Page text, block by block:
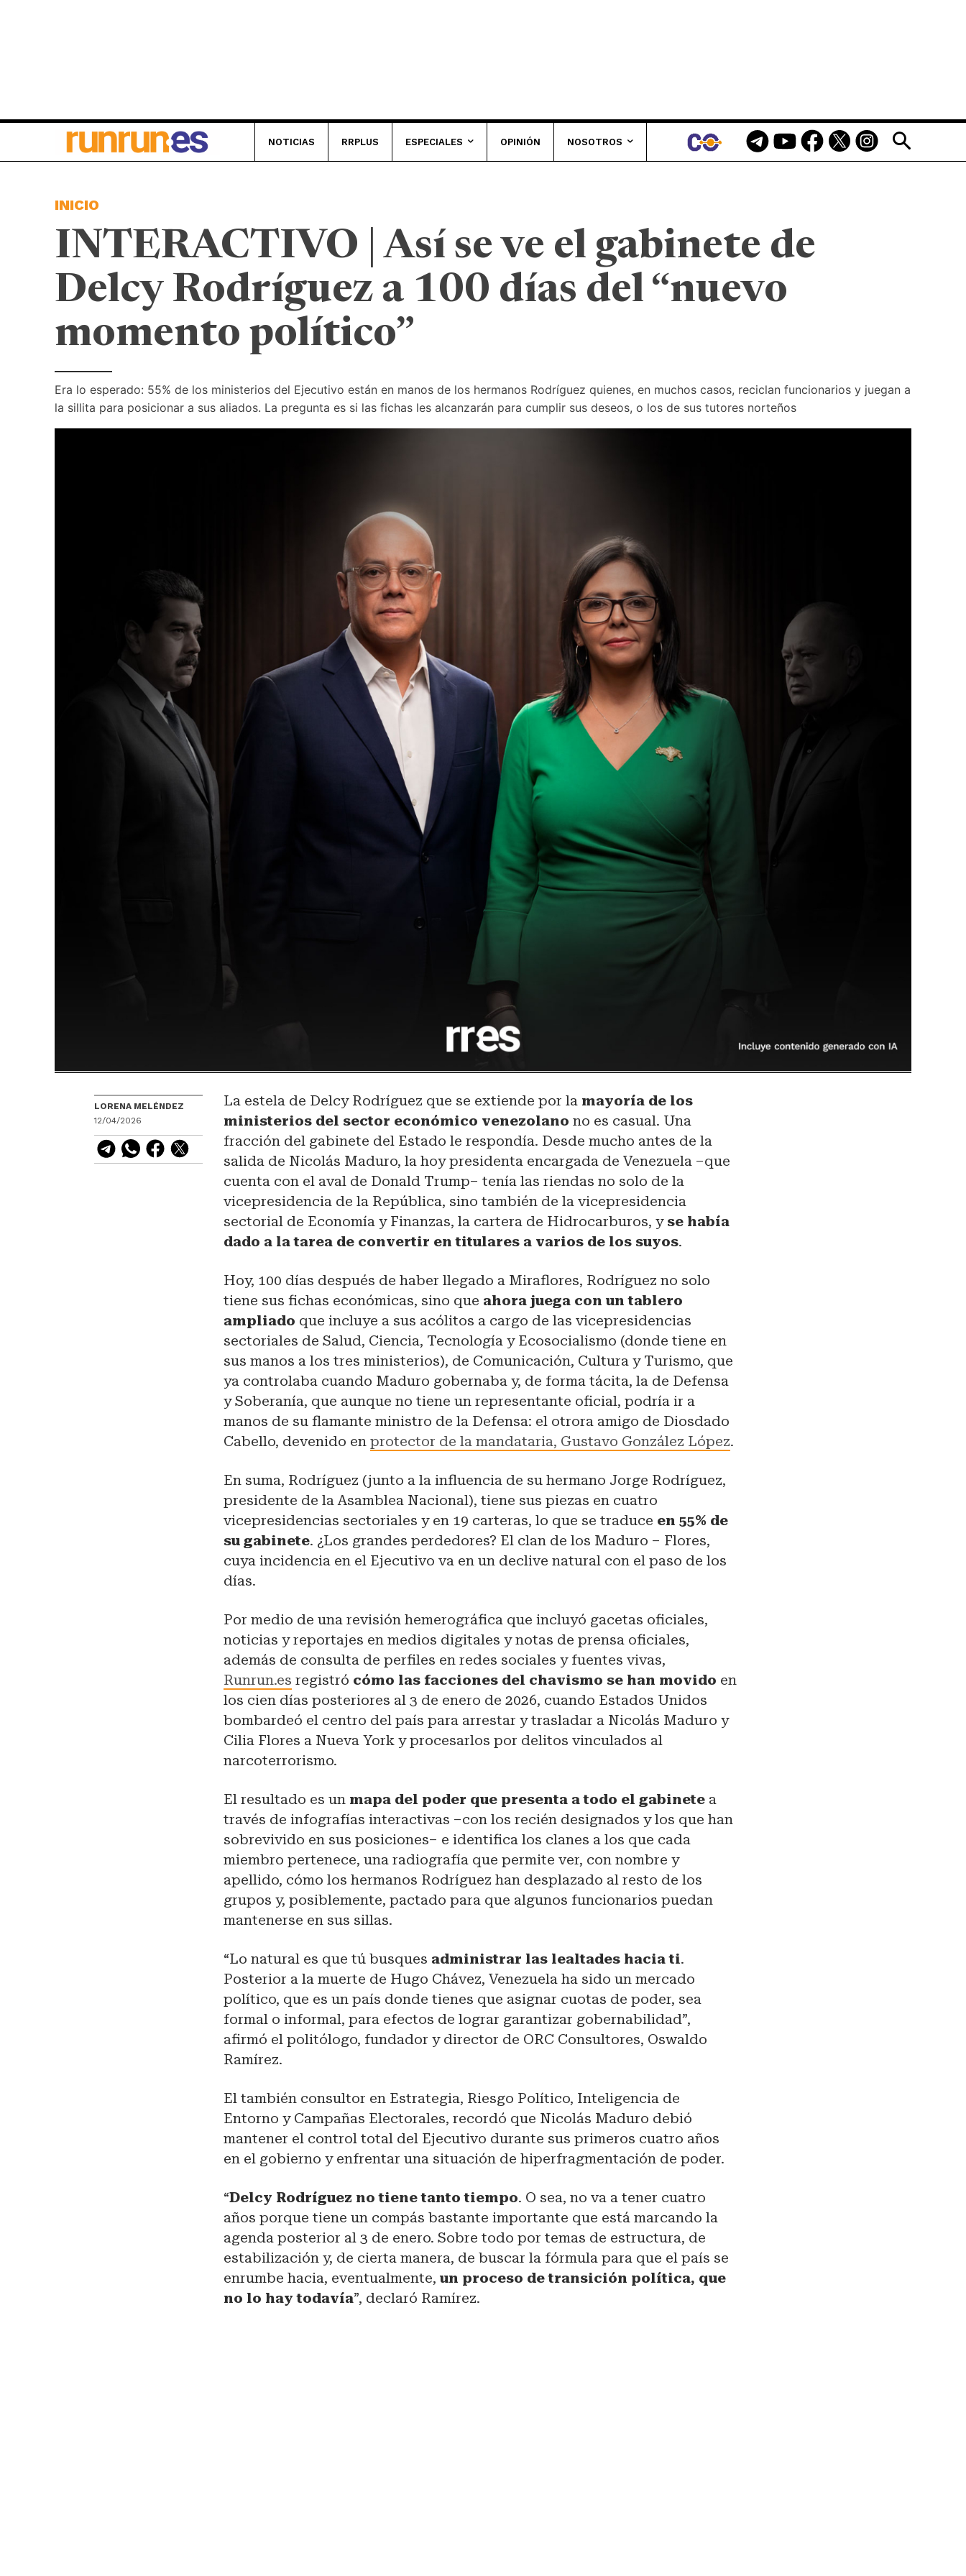
NOTICIAS RRPLUS ESPECIALES OPINIÓN NOSOTROS
INICIO
INTERACTIVO | Así se ve el gabinete de
Delcy Rodríguez a 100 días del “nuevo
momento político”
Era lo esperado: 55% de los ministerios del Ejecutivo están en manos de los hermanos Rodríguez quienes, en muchos casos, reciclan funcionarios y juegan a
la sillita para posicionar a sus aliados. La pregunta es si las fichas les alcanzarán para cumplir sus deseos, o los de sus tutores norteños
LORENA MELÉNDEZ
12/04/2026
La estela de Delcy Rodríguez que se extiende por la mayoría de los
ministerios del sector económico venezolano no es casual. Una
fracción del gabinete del Estado le respondía. Desde mucho antes de la
salida de Nicolás Maduro, la hoy presidenta encargada de Venezuela –que
cuenta con el aval de Donald Trump– tenía las riendas no solo de la
vicepresidencia de la República, sino también de la vicepresidencia
sectorial de Economía y Finanzas, la cartera de Hidrocarburos, y se había
dado a la tarea de convertir en titulares a varios de los suyos.
Hoy, 100 días después de haber llegado a Miraflores, Rodríguez no solo
tiene sus fichas económicas, sino que ahora juega con un tablero
ampliado que incluye a sus acólitos a cargo de las vicepresidencias
sectoriales de Salud, Ciencia, Tecnología y Ecosocialismo (donde tiene en
sus manos a los tres ministerios), de Comunicación, Cultura y Turismo, que
ya controlaba cuando Maduro gobernaba y, de forma tácita, la de Defensa
y Soberanía, que aunque no tiene un representante oficial, podría ir a
manos de su flamante ministro de la Defensa: el otrora amigo de Diosdado
Cabello, devenido enprotector de la mandataria, Gustavo González López.
En suma, Rodríguez (junto a la influencia de su hermano Jorge Rodríguez,
presidente de la Asamblea Nacional), tiene sus piezas en cuatro
vicepresidencias sectoriales y en 19 carteras, lo que se traduce en 55% de
su gabinete. ¿Los grandes perdedores? El clan de los Maduro – Flores,
cuya incidencia en el Ejecutivo va en un declive natural con el paso de los
días.
Por medio de una revisión hemerográfica que incluyó gacetas oficiales,
noticias y reportajes en medios digitales y notas de prensa oficiales,
además de consulta de perfiles en redes sociales y fuentes vivas,
Runrun.es registró cómo las facciones del chavismo se han movido en
los cien días posteriores al 3 de enero de 2026, cuando Estados Unidos
bombardeó el centro del país para arrestar y trasladar a Nicolás Maduro y
Cilia Flores a Nueva York y procesarlos por delitos vinculados al
narcoterrorismo.
El resultado es un mapa del poder que presenta a todo el gabinete a
través de infografías interactivas –con los recién designados y los que han
sobrevivido en sus posiciones– e identifica los clanes a los que cada
miembro pertenece, una radiografía que permite ver, con nombre y
apellido, cómo los hermanos Rodríguez han desplazado al resto de los
grupos y, posiblemente, pactado para que algunos funcionarios puedan
mantenerse en sus sillas.
“Lo natural es que tú busques administrar las lealtades hacia ti.
Posterior a la muerte de Hugo Chávez, Venezuela ha sido un mercado
político, que es un país donde tienes que asignar cuotas de poder, sea
formal o informal, para efectos de lograr garantizar gobernabilidad”,
afirmó el politólogo, fundador y director de ORC Consultores, Oswaldo
Ramírez.
El también consultor en Estrategia, Riesgo Político, Inteligencia de
Entorno y Campañas Electorales, recordó que Nicolás Maduro debió
mantener el control total del Ejecutivo durante sus primeros cuatro años
en el gobierno y enfrentar una situación de hiperfragmentación de poder.
“Delcy Rodríguez no tiene tanto tiempo. O sea, no va a tener cuatro
años porque tiene un compás bastante importante que está marcando la
agenda posterior al 3 de enero. Sobre todo por temas de estructura, de
estabilización y, de cierta manera, de buscar la fórmula para que el país se
enrumbe hacia, eventualmente,un proceso de transición política, que
no lo hay todavía”, declaró Ramírez.